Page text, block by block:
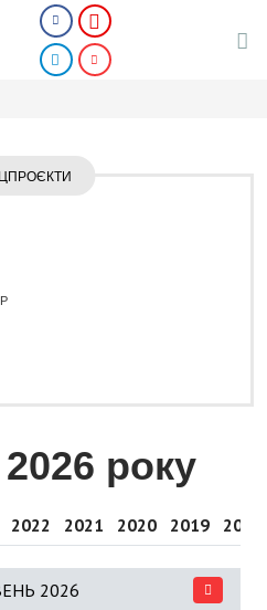
року
2022 2021 2020 2019 2018
2026